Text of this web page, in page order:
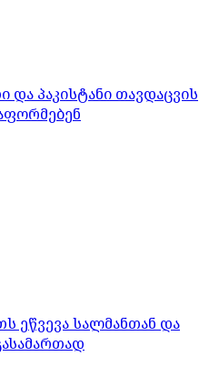
და პაკისტანი თავდაცვის
ეწვევა სალმანთან და